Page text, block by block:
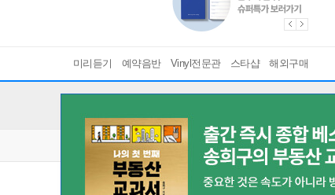
미리듣기 예약음반 Vinyl전문관 스타샵 해외구매